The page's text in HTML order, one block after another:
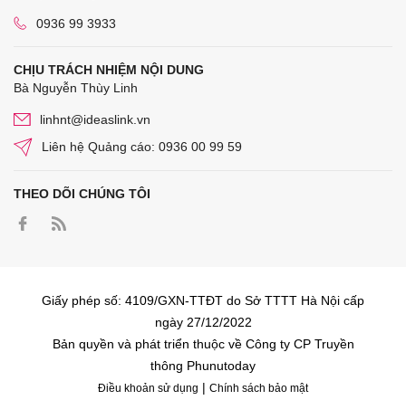
0936 99 3933
CHỊU TRÁCH NHIỆM NỘI DUNG
Bà Nguyễn Thùy Linh
linhnt@ideaslink.vn
Liên hệ Quảng cáo: 0936 00 99 59
THEO DÕI CHÚNG TÔI
Giấy phép số: 4109/GXN-TTĐT do Sở TTTT Hà Nội cấp
ngày 27/12/2022
Bản quyền và phát triển thuộc về Công ty CP Truyền
thông Phunutoday
Điều khoản sử dụng | Chính sách bảo mật